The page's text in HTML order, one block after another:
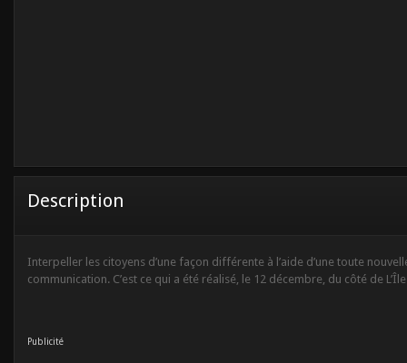
Description
Interpeller les citoyens d’une façon différente à l’aide d’une toute
communication. C’est ce qui a été réalisé, le 12 décembre, du côté de
Publicité